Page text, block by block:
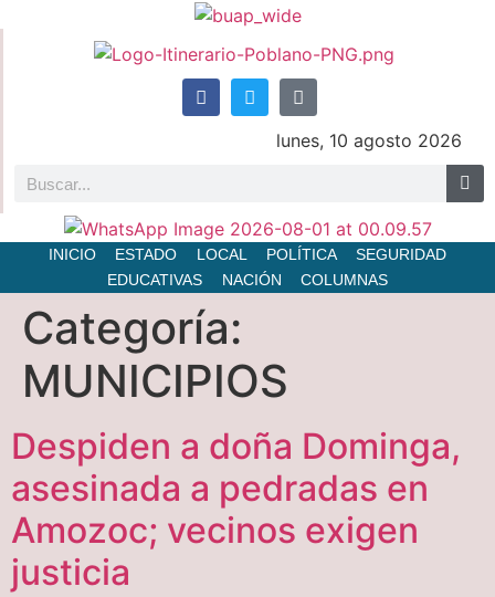
lunes, 10 agosto 2026
INICIO ESTADO LOCAL POLÍTICA
SEGURIDAD
EDUCATIVAS
NACIÓN COLUMNAS
Categoría:
MUNICIPIOS
Despiden a doña Dominga,
asesinada a pedradas en
Amozoc; vecinos exigen
justicia